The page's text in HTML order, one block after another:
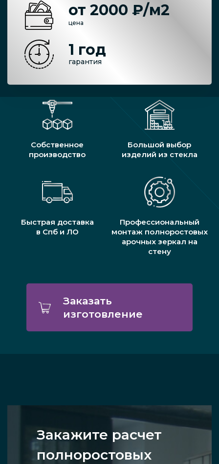
от 2000 ₽/м2
цена
1 год
гарантия
Собственное
производство
Большой выбор
изделий из стекла
Быстрая доставка
в Спб и ЛО
Профессиональный
монтаж полноростовых
арочных зеркал на
стену
Заказать
изготовление
Закажите расчет
полноростовых